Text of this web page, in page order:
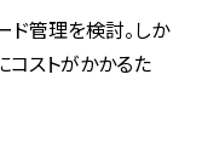
管理を検討。しか
コストがかかるた